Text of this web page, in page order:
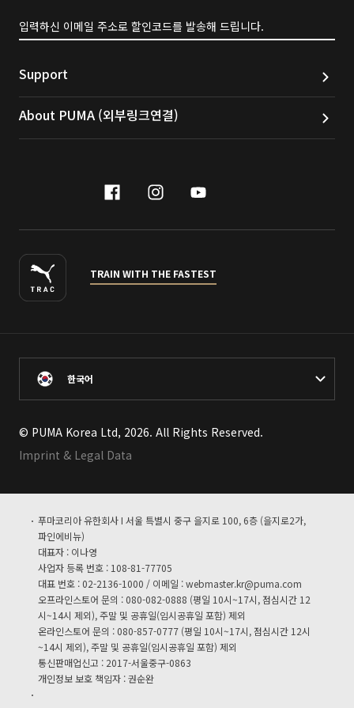
입력하신 이메일 주소로 할인코드를 발송해 드립니다.
Support
About PUMA (외부링크연결)
facebook
instagram
youtube
TRAIN WITH THE FASTEST
한국어
© PUMA Korea Ltd, 2026. All Rights Reserved.
Imprint & Legal Data
푸마코리아 유한회사 I 서울 특별시 중구 을지로 100, 6층 (을지로2가,
파인에비뉴)
대표자 : 이나영
사업자 등록 번호 : 108-81-77705
대표 번호 : 02-2136-1000 / 이메일 :webmaster.kr@puma.com
오프라인스토어 문의 : 080-082-0888 (평일 10시~17시, 점심시간 12
시~14시 제외), 주말 및 공휴일(임시공휴일 포함) 제외
온라인스토어 문의 : 080-857-0777 (평일 10시~17시, 점심시간 12시
~14시 제외), 주말 및 공휴일(임시공휴일 포함) 제외
통신판매업신고 : 2017-서울중구-0863
개인정보 보호 책임자 : 권순완